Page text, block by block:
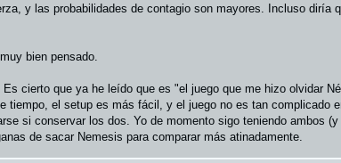
y las probabilidades de contagio son mayores. Incluso diría
bien pensado.
cierto que ya he leído que es "el juego que me hizo olvidar
tiempo, el setup es más fácil, y el juego no es tan complicado
si conservar los dos. Yo de momento sigo teniendo ambos
de sacar Nemesis para comparar más atinadamente.